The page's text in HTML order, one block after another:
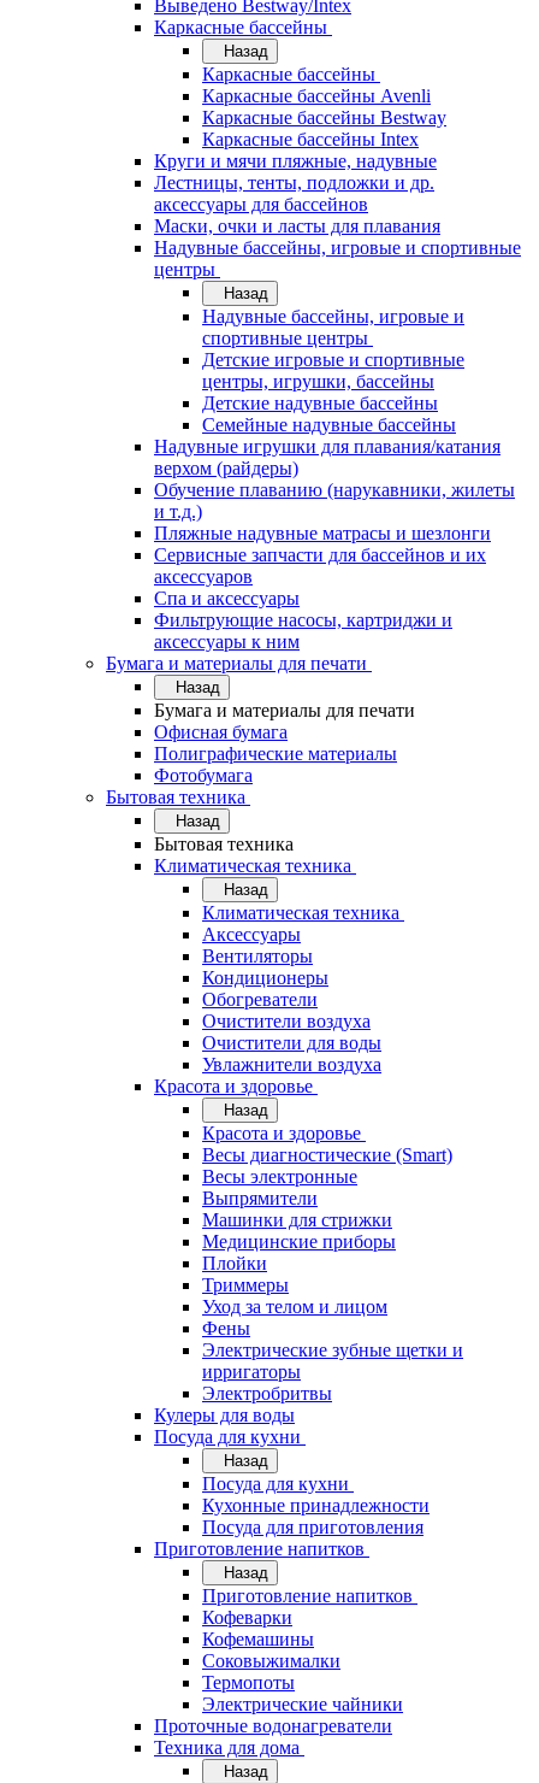
Выведено Bestway/Intex
Каркасные бассейны
Назад
Каркасные бассейны
Каркасные бассейны Avenli
Каркасные бассейны Bestway
Каркасные бассейны Intex
Круги и мячи пляжные, надувные
Лестницы, тенты, подложки и др.
аксессуары для бассейнов
Маски, очки и ласты для плавания
Надувные бассейны, игровые и спортивные
центры
Назад
Надувные бассейны, игровые и
спортивные центры
Детские игровые и спортивные
центры, игрушки, бассейны
Детские надувные бассейны
Семейные надувные бассейны
Надувные игрушки для плавания/катания
верхом (райдеры)
Обучение плаванию (нарукавники, жилеты
и т.д.)
Пляжные надувные матрасы и шезлонги
Сервисные запчасти для бассейнов и их
аксессуаров
Спа и аксессуары
Фильтрующие насосы, картриджи и
аксессуары к ним
Бумага и материалы для печати
Назад
Бумага и материалы для печати
Офисная бумага
Полиграфические материалы
Фотобумага
Бытовая техника
Назад
Бытовая техника
Климатическая техника
Назад
Климатическая техника
Аксессуары
Вентиляторы
Кондиционеры
Обогреватели
Очистители воздуха
Очистители для воды
Увлажнители воздуха
Красота и здоровье
Назад
Красота и здоровье
Весы диагностические (Smart)
Весы электронные
Выпрямители
Машинки для стрижки
Медицинские приборы
Плойки
Триммеры
Уход за телом и лицом
Фены
Электрические зубные щетки и
ирригаторы
Электробритвы
Кулеры для воды
Посуда для кухни
Назад
Посуда для кухни
Кухонные принадлежности
Посуда для приготовления
Приготовление напитков
Назад
Приготовление напитков
Кофеварки
Кофемашины
Соковыжималки
Термопоты
Электрические чайники
Проточные водонагреватели
Техника для дома
Назад